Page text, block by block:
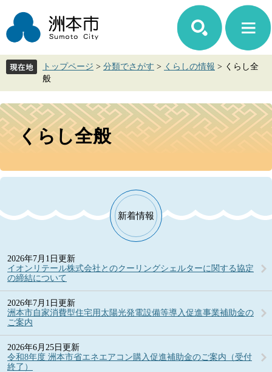
ジ
先
ュ
を
て
本
トップページ > 分類でさがす > くらしの情報 > くらし全
般
本
文
くらし全般
新着情報
2026年7月1日更新
イオンリテール株式会社とのクーリングシェルターに関する協定
の締結について
2026年7月1日更新
洲本市自家消費型住宅用太陽光発電設備等導入促進事業補助金の
ご案内
2026年6月25日更新
令和8年度 洲本市省エネエアコン購入促進補助金のご案内（受付
終了）